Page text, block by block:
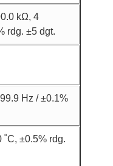
kΩ, 4
rdg. ±5 dgt.
Hz / ±0.1%
±0.5% rdg.